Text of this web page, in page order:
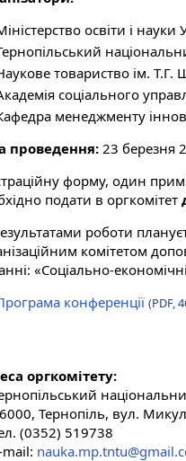
освіти і науки
товариство ім. Т.Г.
соціального
менеджменту
проведення: 23 березня
форму, один
подати в оргкомітет
роботи
комітетом
«Соціально-
конференції (PDF,
оргкомітету:
Тернопіль, вул.
(0352) 519738
mail: